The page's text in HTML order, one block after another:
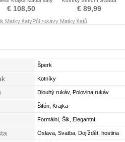
obleky
€ 108,50
Matka šaty obleky
€ 89,99
Matky šatyPůl rukávy Matky šatů
Šperk
Kotníky
Dlouhý rukáv, Polovina rukáv
Šifón, Krajka
Formální, Šik, Elegantní
Oslava, Svatba, Dojíždět, hostina